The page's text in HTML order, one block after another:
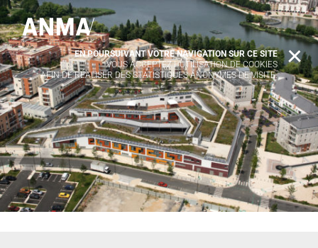
EN POURSUIVANT VOTRE NAVIGATION SUR CE SITE
VOUS ACCEPTEZ L’UTILISATION DE COOKIES
AFIN DE RÉALISER DES STATISTIQUES ANONYMES DE VISITE.
X